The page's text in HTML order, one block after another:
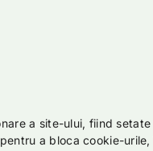
a site-ului, fiind
a bloca cookie-